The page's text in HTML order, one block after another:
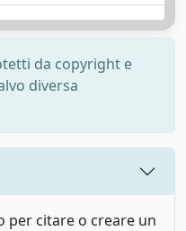
da copyright e
diversa
per citare o creare un